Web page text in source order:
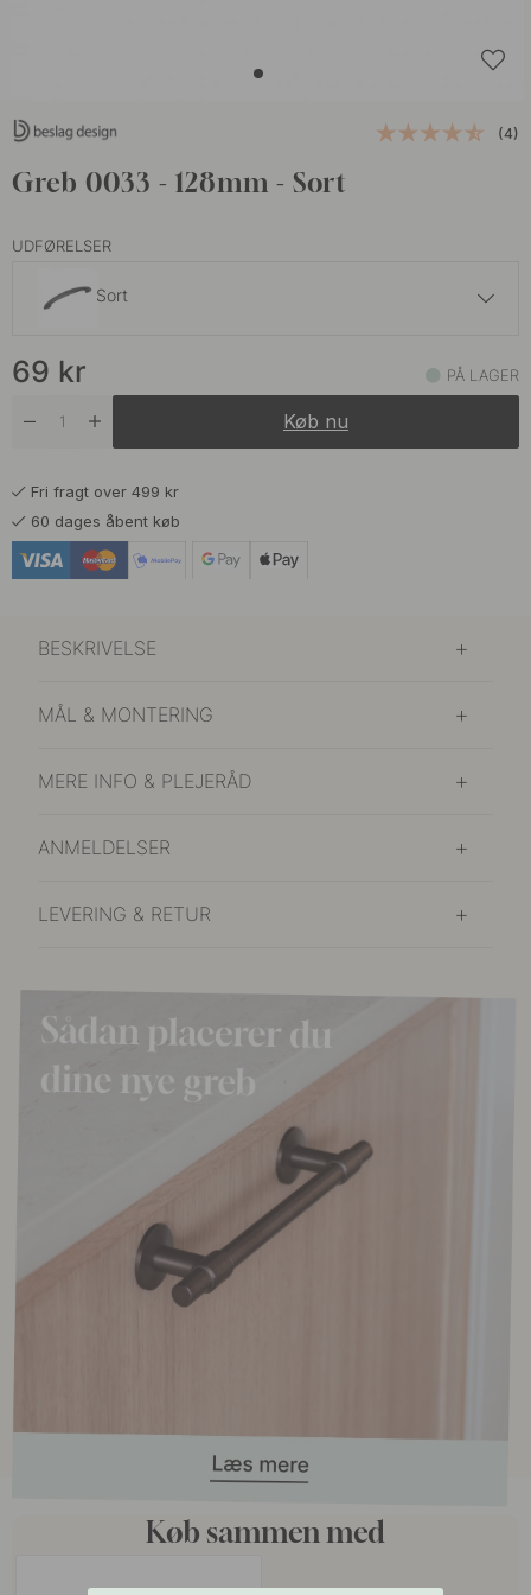
(4)
Greb 0033 - 128mm - Sort
UDFØRELSER
Sort
På lager
69 kr PÅ LAGER
Køb nu
Fri fragt over 499 kr
60 dages åbent køb
BESKRIVELSE
MÅL & MONTERING
MERE INFO & PLEJERÅD
ANMELDELSER
LEVERING & RETUR
Køb sammen med